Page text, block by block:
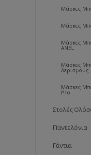
Μάσκες
Μάσκες
Μάσκες
ANEL
Μάσκες
Αερισμούς
Μάσκες
Pro
Στολές
Παντελόνια
Γάντια